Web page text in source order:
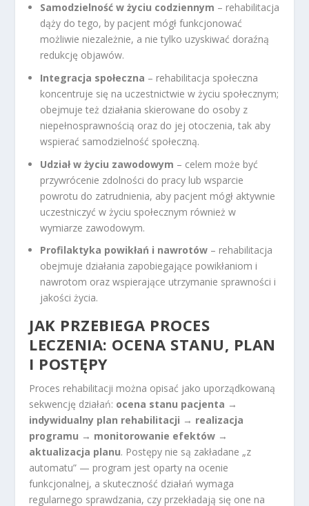
Samodzielność w życiu codziennym – rehabilitacja
dąży do tego, by pacjent mógł funkcjonować
możliwie niezależnie, a nie tylko uzyskiwać doraźną
redukcję objawów.
Integracja społeczna – rehabilitacja społeczna
koncentruje się na uczestnictwie w życiu społecznym;
obejmuje też działania skierowane do osoby z
niepełnosprawnością oraz do jej otoczenia, tak aby
wspierać samodzielność społeczną.
Udział w życiu zawodowym – celem może być
przywrócenie zdolności do pracy lub wsparcie
powrotu do zatrudnienia, aby pacjent mógł aktywnie
uczestniczyć w życiu społecznym również w
wymiarze zawodowym.
Profilaktyka powikłań i nawrotów – rehabilitacja
obejmuje działania zapobiegające powikłaniom i
nawrotom oraz wspierające utrzymanie sprawności i
jakości życia.
JAK PRZEBIEGA PROCES
LECZENIA: OCENA STANU, PLAN
I POSTĘPY
Proces rehabilitacji można opisać jako uporządkowaną
sekwencję działań: ocena stanu pacjenta →
indywidualny plan rehabilitacji → realizacja
programu → monitorowanie efektów →
aktualizacja planu. Postępy nie są zakładane „z
automatu” — program jest oparty na ocenie
funkcjonalnej, a skuteczność działań wymaga
regularnego sprawdzania, czy przekładają się one na